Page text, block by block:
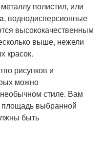
полистил, или
воднодисперсионные
высококачественным
выше, нежели
красок.
рисунков и
можно
стиле. Вам
площадь выбранной
быть